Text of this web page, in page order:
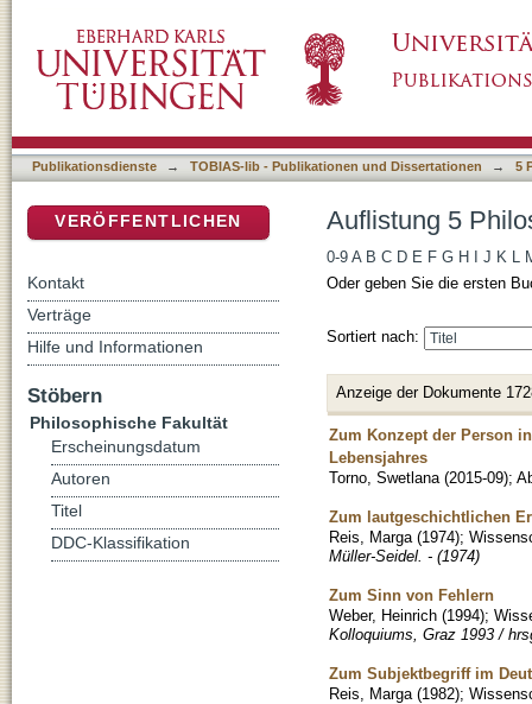
Publikationsdienste → TOBIAS-lib - Publikationen und Dissertationen → 5
Auflistung 5
0-9 A B C D E F G H J K L
Oder geben Sie die ersten
Sortiert nach:
Anzeige der Dokumente
Zum Konzept der Person
Lebensjahres
Torno, Swetlana (2015-09);
Zum lautgeschichtlichen
Reis, Marga (1974);
Müller-Seidel. - (1974)
Zum Sinn von Fehlern
Weber, Heinrich (1994);
Kolloquiums, Graz 1993 /
Zum Subjektbegriff im
Reis, Marga (1982);
VERÖFFENTLICHEN
Kontakt
Verträge
Hilfe und Informationen
Stöbern
Philosophische Fakultät
Erscheinungsdatum
Autoren
Titel
DDC-Klassifikation